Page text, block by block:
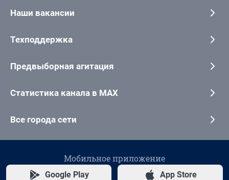
Наши вакансии
Техподдержка
Предвыборная агитация
Статистика канала в MAX
Все города сети
Мобильное приложение
Google Play App Store